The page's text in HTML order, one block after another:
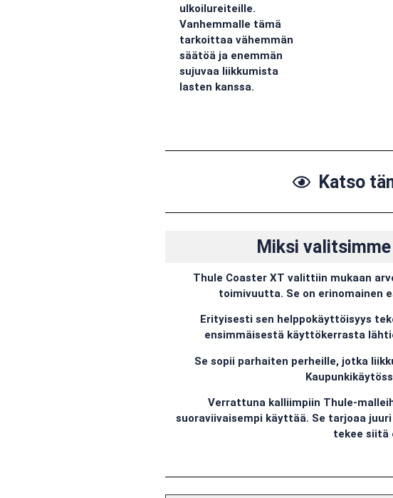
ulkoilureiteille.
Vanhemmalle tämä
tarkoittaa vähemmän
säätöä ja enemmän
sujuvaa liikkumista
lasten kanssa.
Katso
Miksi
Thule Coaster XT valittiin mukaan
toimivuutta. Se on erinomainen
Erityisesti sen helppokäyttöisyys
ensimmäisestä käyttökerrasta
Se sopii parhaiten perheille, jotka
Verrattuna kalliimpiin Thule-
suoraviivaisempi käyttää. Se tarjoaa
tekee siitä